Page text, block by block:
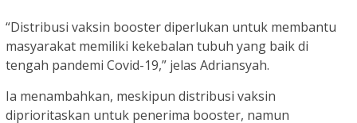
“Distribusi vaksin booster diperlukan untuk membantu
masyarakat memiliki kekebalan tubuh yang baik di
tengah pandemi Covid-19,” jelas Adriansyah.
Ia menambahkan, meskipun distribusi vaksin
diprioritaskan untuk penerima booster, namun